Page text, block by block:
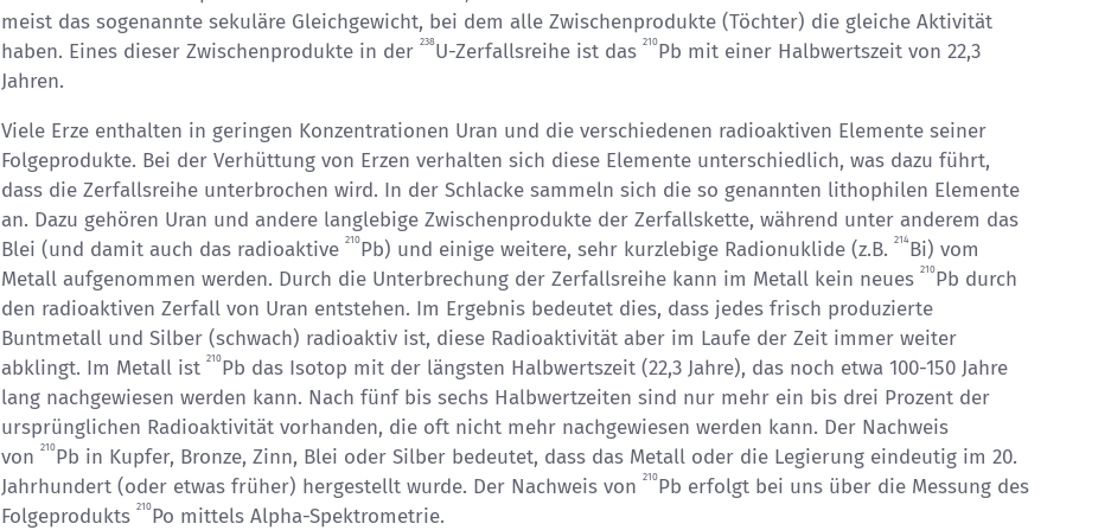
meist das sogenannte sekuläre Gleichgewicht, bei dem alle Zwischenprodukte (Töchter) die gleiche Aktivität
haben. Eines dieser Zwischenprodukte in der 238U-Zerfallsreihe ist das 210Pb mit einer Halbwertszeit von 22,3
Jahren.
Viele Erze enthalten in geringen Konzentrationen Uran und die verschiedenen radioaktiven Elemente seiner
Folgeprodukte. Bei der Verhüttung von Erzen verhalten sich diese Elemente unterschiedlich, was dazu führt,
dass die Zerfallsreihe unterbrochen wird. In der Schlacke sammeln sich die so genannten lithophilen Elemente
an. Dazu gehören Uran und andere langlebige Zwischenprodukte der Zerfallskette, während unter anderem das
Blei (und damit auch das radioaktive 210Pb) und einige weitere, sehr kurzlebige Radionuklide (z.B. 214Bi) vom
Metall aufgenommen werden. Durch die Unterbrechung der Zerfallsreihe kann im Metall kein neues 210Pb durch
den radioaktiven Zerfall von Uran entstehen. Im Ergebnis bedeutet dies, dass jedes frisch produzierte
Buntmetall und Silber (schwach) radioaktiv ist, diese Radioaktivität aber im Laufe der Zeit immer weiter
abklingt. Im Metall ist 210Pb das Isotop mit der längsten Halbwertszeit (22,3 Jahre), das noch etwa 100-150 Jahre
lang nachgewiesen werden kann. Nach fünf bis sechs Halbwertzeiten sind nur mehr ein bis drei Prozent der
ursprünglichen Radioaktivität vorhanden, die oft nicht mehr nachgewiesen werden kann. Der Nachweis
von 210Pb in Kupfer, Bronze, Zinn, Blei oder Silber bedeutet, dass das Metall oder die Legierung eindeutig im 20.
Jahrhundert (oder etwas früher) hergestellt wurde. Der Nachweis von 210Pb erfolgt bei uns über die Messung des
Folgeprodukts 210Po mittels Alpha-Spektrometrie.